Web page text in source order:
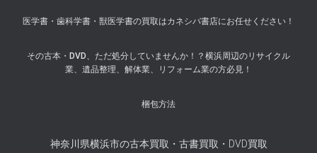
医学書・歯科学書・獣医学書の買取はカネシバ書店にお任せください！
その古本・DVD、ただ処分していませんか！？横浜周辺のリサイクル
業、遺品整理、解体業、リフォーム業の方必見！
梱包方法
神奈川県横浜市の古本買取・古書買取・DVD買取